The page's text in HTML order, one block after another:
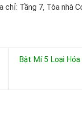
Tầng 7, Tòa nhà
Bật Mí 5 Loại